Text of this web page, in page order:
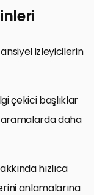
izleyicilerin
çekici başlıklar
aramalarda daha
hızlıca
anlamalarına